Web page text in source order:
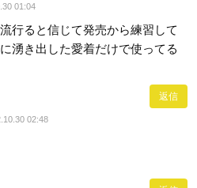
01:04
行ると信じて発売から練習して
湧き出した愛着だけで使ってる
返信
02:48